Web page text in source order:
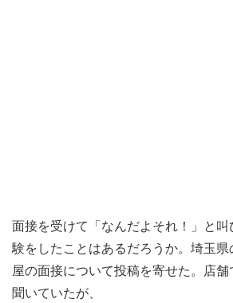
面接を受けて「なんだよそれ！」と
験をしたことはあるだろうか。埼玉
屋の面接について投稿を寄せた。店
聞いていたが、